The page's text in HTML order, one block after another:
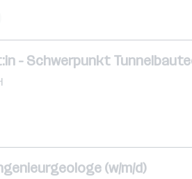
- Schwerpunkt
(w/m/d)